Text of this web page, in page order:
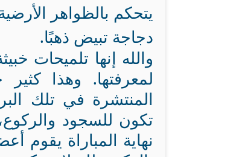
يتحكم بالظواهر
دجاجة تبيض ذهبًا.
والله إنها تلميحات
لمعرفتها. وهذا
المنتشرة في تلك
تكون للسجود
نهاية المباراة يقوم